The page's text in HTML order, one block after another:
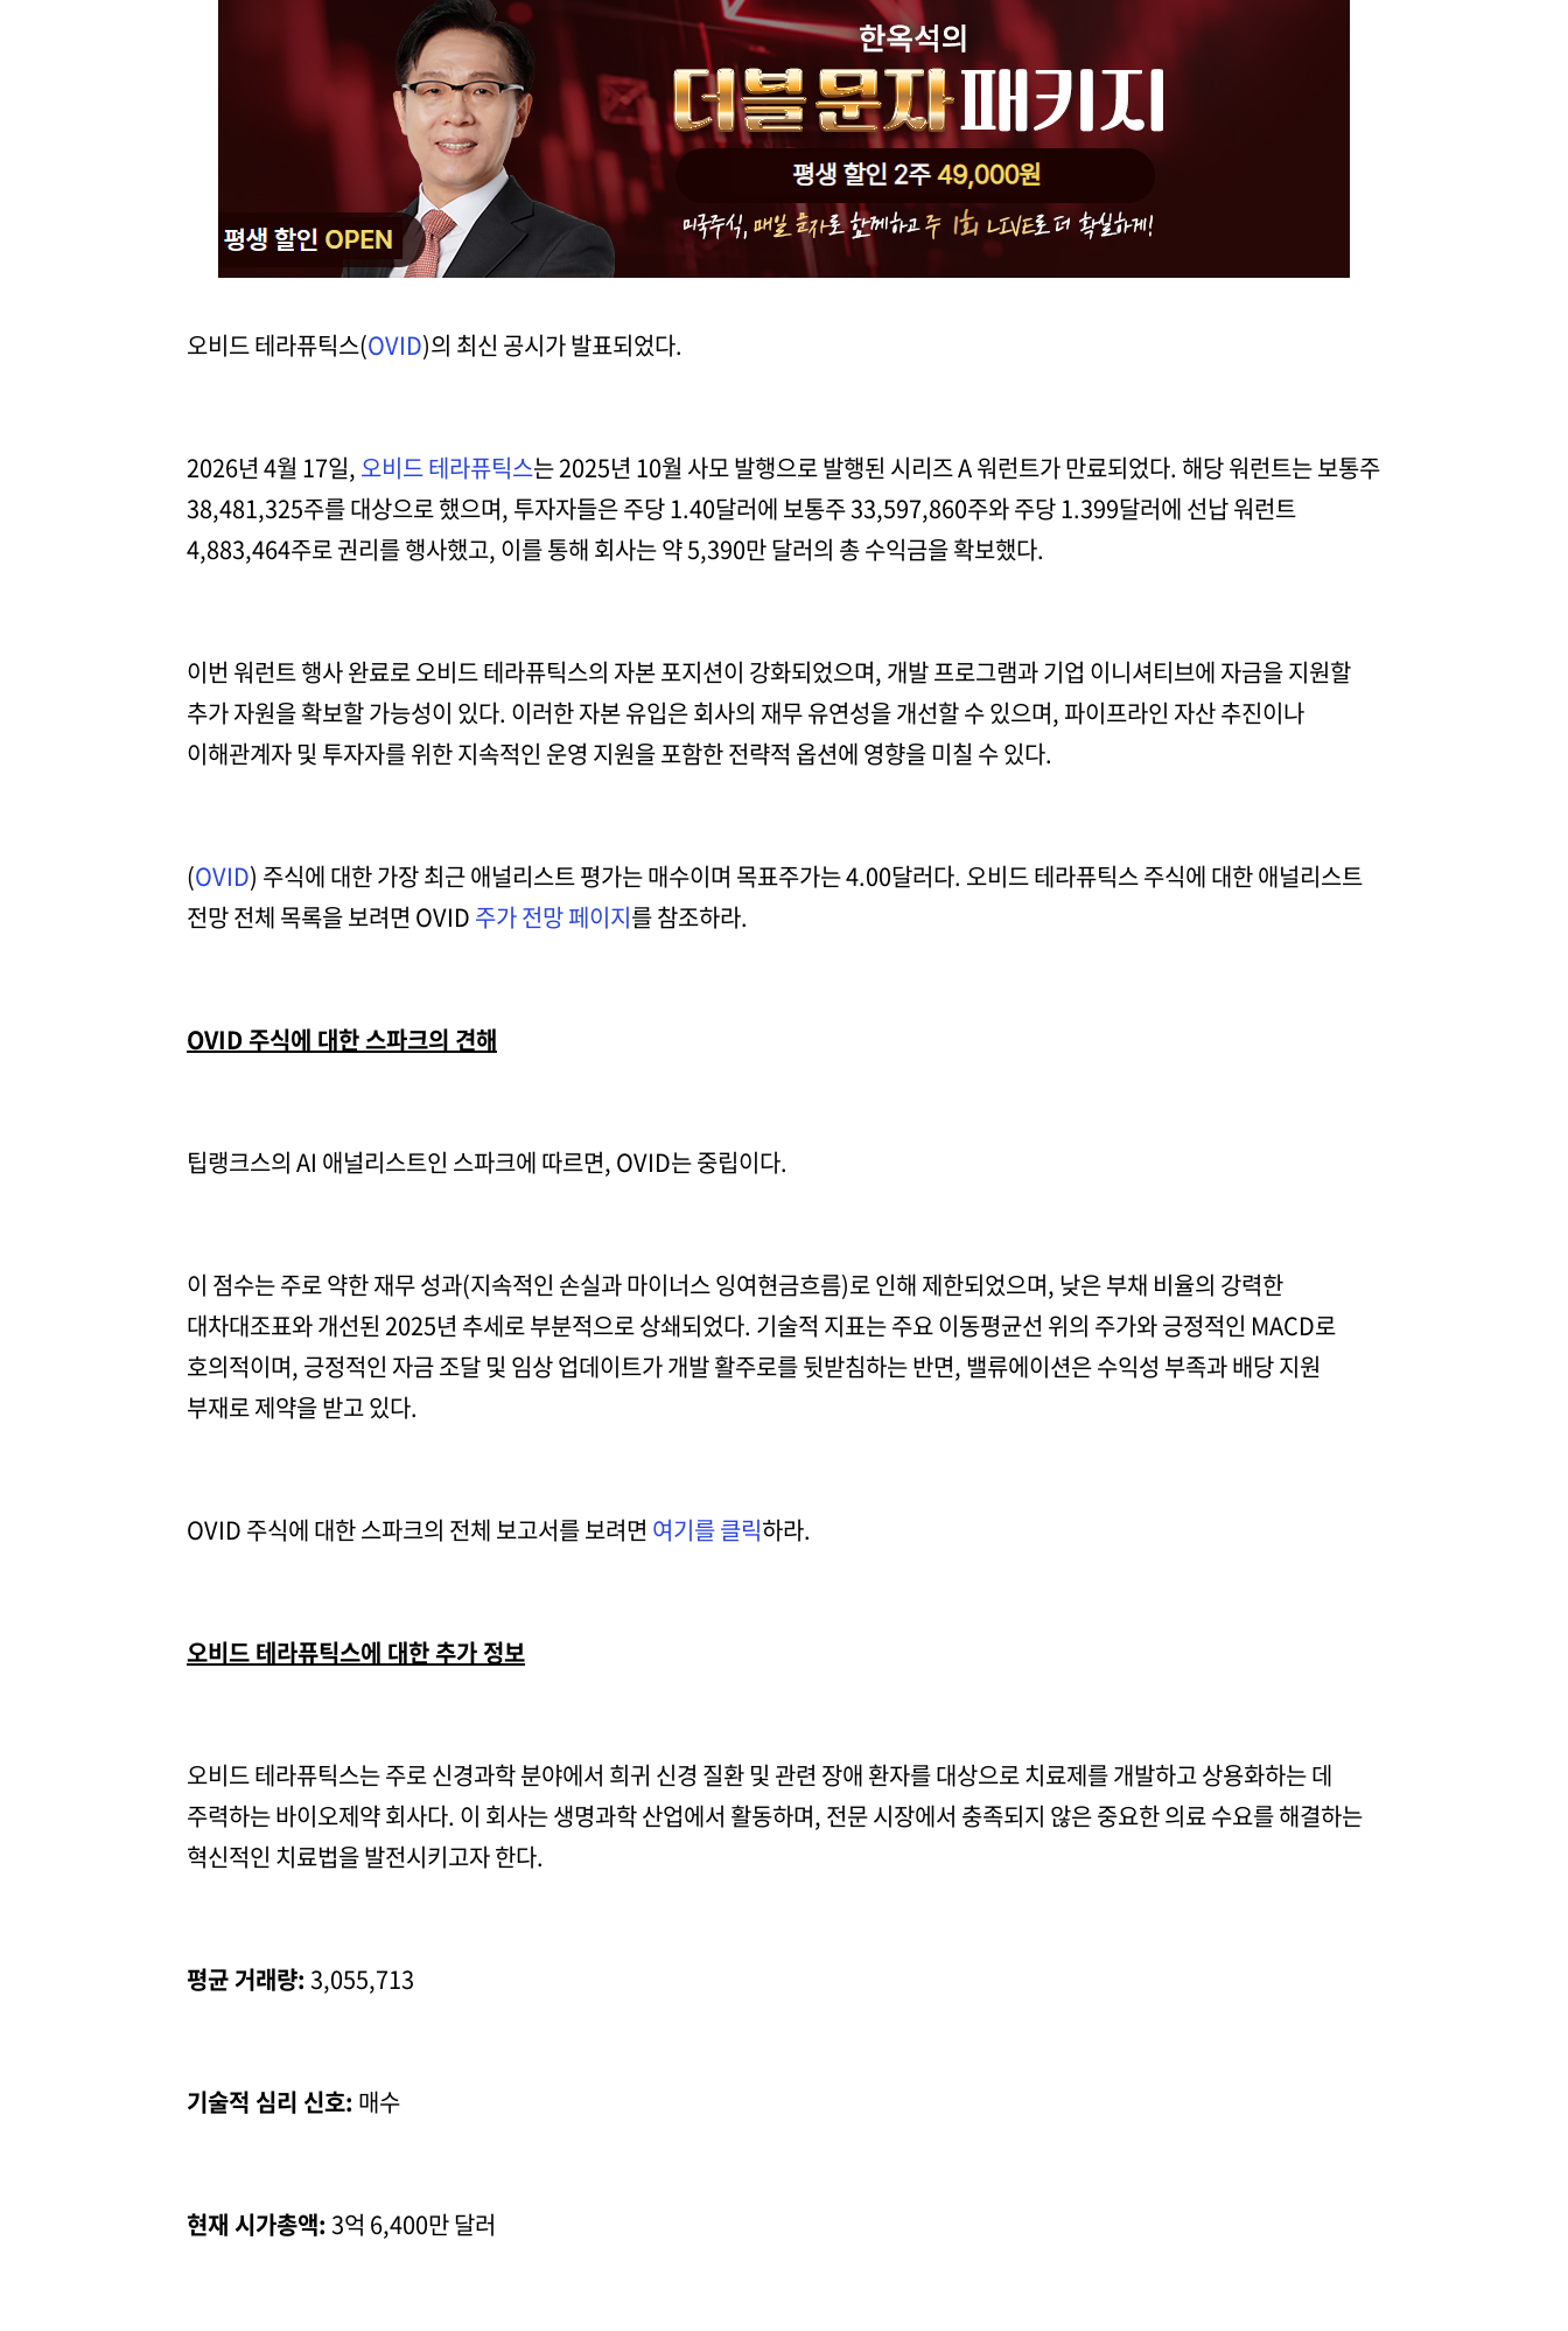
오비드 테라퓨틱스(OVID)의 최신 공시가 발표되었다.
2026년 4월 17일, 오비드 테라퓨틱스는 2025년 10월 사모 발행으로 발행된 시리즈 A 워런트가 만료되었다. 해당 워런트는 보통주
38,481,325주를 대상으로 했으며, 투자자들은 주당 1.40달러에 보통주 33,597,860주와 주당 1.399달러에 선납 워런트
4,883,464주로 권리를 행사했고, 이를 통해 회사는 약 5,390만 달러의 총 수익금을 확보했다.
이번 워런트 행사 완료로 오비드 테라퓨틱스의 자본 포지션이 강화되었으며, 개발 프로그램과 기업 이니셔티브에 자금을 지원할
추가 자원을 확보할 가능성이 있다. 이러한 자본 유입은 회사의 재무 유연성을 개선할 수 있으며, 파이프라인 자산 추진이나
이해관계자 및 투자자를 위한 지속적인 운영 지원을 포함한 전략적 옵션에 영향을 미칠 수 있다.
(OVID) 주식에 대한 가장 최근 애널리스트 평가는 매수이며 목표주가는 4.00달러다. 오비드 테라퓨틱스 주식에 대한 애널리스트
전망 전체 목록을 보려면 OVID 주가 전망 페이지를 참조하라.
OVID 주식에 대한 스파크의 견해
팁랭크스의 AI 애널리스트인 스파크에 따르면, OVID는 중립이다.
이 점수는 주로 약한 재무 성과(지속적인 손실과 마이너스 잉여현금흐름)로 인해 제한되었으며, 낮은 부채 비율의 강력한
대차대조표와 개선된 2025년 추세로 부분적으로 상쇄되었다. 기술적 지표는 주요 이동평균선 위의 주가와 긍정적인 MACD로
호의적이며, 긍정적인 자금 조달 및 임상 업데이트가 개발 활주로를 뒷받침하는 반면, 밸류에이션은 수익성 부족과 배당 지원
부재로 제약을 받고 있다.
OVID 주식에 대한 스파크의 전체 보고서를 보려면 여기를 클릭하라.
오비드 테라퓨틱스에 대한 추가 정보
오비드 테라퓨틱스는 주로 신경과학 분야에서 희귀 신경 질환 및 관련 장애 환자를 대상으로 치료제를 개발하고 상용화하는 데
주력하는 바이오제약 회사다. 이 회사는 생명과학 산업에서 활동하며, 전문 시장에서 충족되지 않은 중요한 의료 수요를 해결하는
혁신적인 치료법을 발전시키고자 한다.
평균 거래량: 3,055,713
기술적 심리 신호: 매수
현재 시가총액: 3억 6,400만 달러